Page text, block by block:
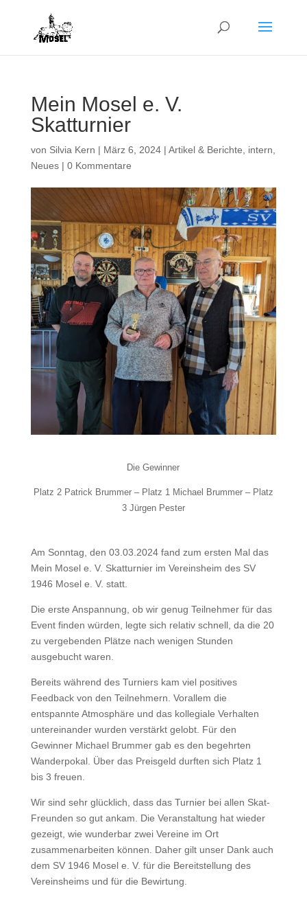
Mein Mosel e. V.
Skatturnier
von Silvia Kern | März 6, 2024| Artikel & Berichte, intern,
Neues| 0 Kommentare
Die Gewinner
Platz 2 Patrick Brummer – Platz 1 Michael Brummer – Platz
3 Jürgen Pester
Am Sonntag, den 03.03.2024 fand zum ersten Mal das
Mein Mosel e. V. Skatturnier im Vereinsheim des SV
1946 Mosel e. V. statt.
Die erste Anspannung, ob wir genug Teilnehmer für das
Event finden würden, legte sich relativ schnell, da die 20
zu vergebenden Plätze nach wenigen Stunden
ausgebucht waren.
Bereits während des Turniers kam viel positives
Feedback von den Teilnehmern. Vorallem die
entspannte Atmosphäre und das kollegiale Verhalten
untereinander wurden verstärkt gelobt. Für den
Gewinner Michael Brummer gab es den begehrten
Wanderpokal. Über das Preisgeld durften sich Platz 1
bis 3 freuen.
Wir sind sehr glücklich, dass das Turnier bei allen Skat-
Freunden so gut ankam. Die Veranstaltung hat wieder
gezeigt, wie wunderbar zwei Vereine im Ort
zusammenarbeiten können. Daher gilt unser Dank auch
dem SV 1946 Mosel e. V. für die Bereitstellung des
Vereinsheims und für die Bewirtung.